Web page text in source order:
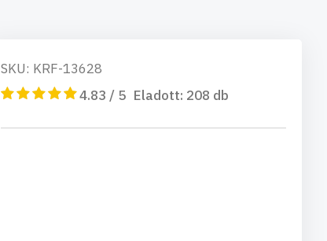
SKU: KRF-13628
4.83 / 5 Eladott: 208 db